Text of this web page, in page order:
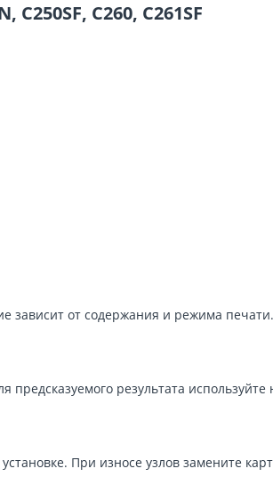
C260, C261SF
зависит от содержания и режима печати.
предсказуемого результата
При износе узлов замените